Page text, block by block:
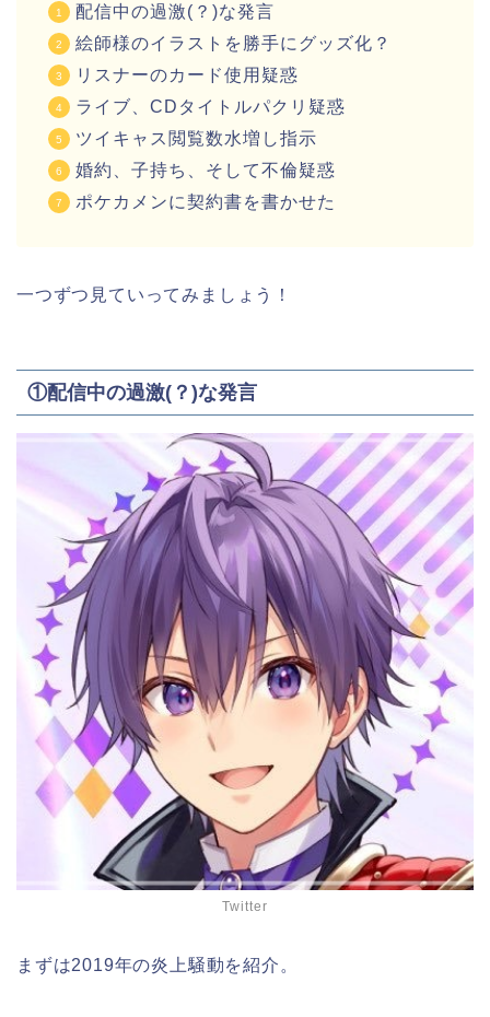
配信中の過激(？)な発言
絵師様のイラストを勝手にグッズ化？
リスナーのカード使用疑惑
ライブ、CDタイトルパクリ疑惑
ツイキャス閲覧数水増し指示
婚約、子持ち、そして不倫疑惑
ポケカメンに契約書を書かせた
一つずつ見ていってみましょう！
①配信中の過激(？)な発言
Twitter
まずは2019年の炎上騒動を紹介。